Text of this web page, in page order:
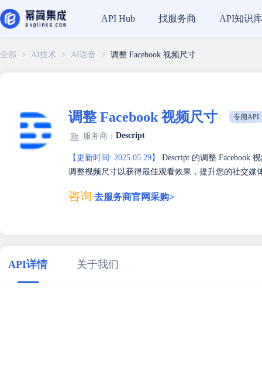
API Hub 找服务商 API知识库
全部 > AI技术 > AI语音 > 调整 Facebook 视频尺寸
调整 Facebook 视频尺寸 专用API
服务商： Descript
【更新时间: 2025.05.29】
Descript 的调整 Facebook
调整视频尺寸以获得最佳观看效果，提升您的社交
咨询 去服务商官网采购>
API详情 关于我们